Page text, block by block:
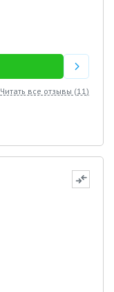
Читать все отзывы (11)